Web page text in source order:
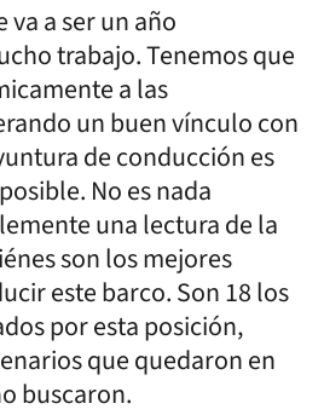
a ser un año
trabajo. Tenemos que
a las
un buen vínculo con
de conducción es
No es nada
una lectura de la
son los mejores
este barco. Son 18 los
por esta posición,
que quedaron en
buscaron.